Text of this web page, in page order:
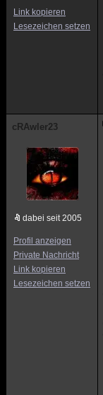
Link kopieren
Lesezeichen setzen
cRAwler23
dabei seit 2005
Profil anzeigen
Private Nachricht
Link kopieren
Lesezeichen setzen